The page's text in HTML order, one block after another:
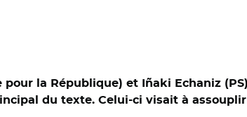
la République) et Iñaki Echaniz
du texte. Celui-ci visait à